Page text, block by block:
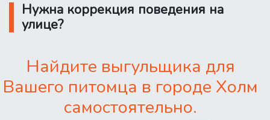
Нужна коррекция поведения на
улице?
Найдите выгульщика для
Вашего питомца в городе Холм
самостоятельно.